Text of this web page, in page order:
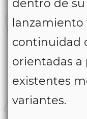
dentro de su
continuidad
orientadas
existentes
variantes.